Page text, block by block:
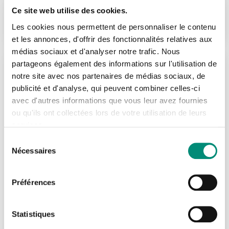
Ce site web utilise des cookies.
Les cookies nous permettent de personnaliser le contenu
et les annonces, d'offrir des fonctionnalités relatives aux
médias sociaux et d'analyser notre trafic. Nous
partageons également des informations sur l'utilisation de
notre site avec nos partenaires de médias sociaux, de
publicité et d'analyse, qui peuvent combiner celles-ci
avec d'autres informations que vous leur avez fournies
ou qu'ils ont collectées lors de votre utilisation de leurs
Nécessaires
Préférences
Statistiques
1904 € HT
par participant
Voir la formation
Réf : SC010
Recherche de fuites et de canalisations enterrées
1904 € S'INSCRIRE
Découverte
Gestion de services d’eau et d’assainissement
Prélèvement de la ressource
Eau potable
Assainissement non collectif
Electrotechnique
Se connecter
J'ai déjà un compte
Adresse email *